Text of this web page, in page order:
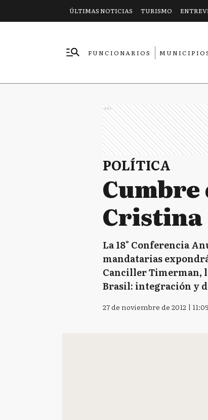
ÚLTIMAS NOTICIAS TURISMO
FUNCIONARIOS
Ads
POLÍTICA
Cumbre
Cristina
La 18° Conferencia
mandatarias
Canciller Timerman,
Brasil: integración y
27 de noviembre de 2012 | 11:09